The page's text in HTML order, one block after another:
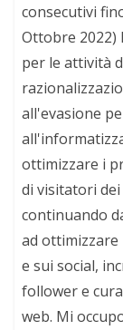
consecutivi
Ottobre 2022)
per le attività
all'evasione
ottimizzare i
di visitatori dei
continuando
ad ottimizzare
e sui social,
follower e
web. Mi